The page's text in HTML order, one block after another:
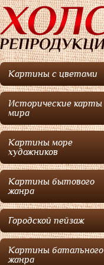
Картины с цветами
Исторические карты
мира
Картины море
художников
Картины бытового
жанра
Городской пейзаж
Картины батального
жанра